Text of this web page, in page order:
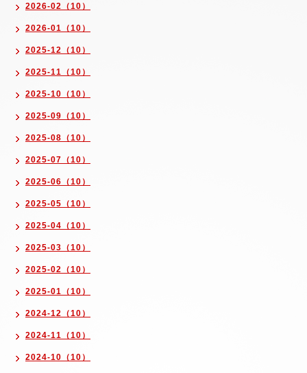
2026-02（10）
2026-01（10）
2025-12（10）
2025-11（10）
2025-10（10）
2025-09（10）
2025-08（10）
2025-07（10）
2025-06（10）
2025-05（10）
2025-04（10）
2025-03（10）
2025-02（10）
2025-01（10）
2024-12（10）
2024-11（10）
2024-10（10）